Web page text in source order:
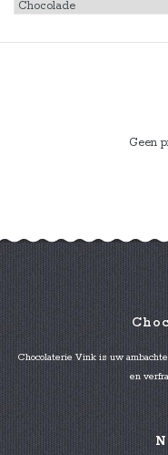
Geen
Chocolaterie Vink is uw
en